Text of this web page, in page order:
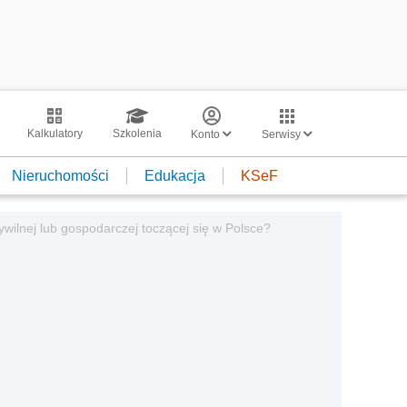
Kalkulatory Szkolenia Konto Serwisy
Nieruchomości Edukacja KSeF
lub gospodarczej toczącej się w Polsce?